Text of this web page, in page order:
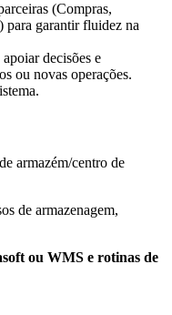
(Compras,
para garantir fluidez na
decisões e
ou novas operações.
armazém/centro de
de armazenagem,
ou WMS e rotinas de